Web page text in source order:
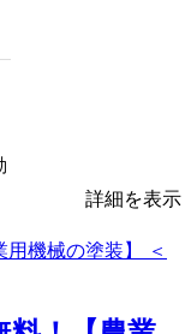
詳細を表示